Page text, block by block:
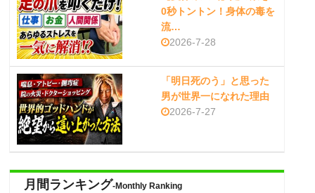
0秒トントン！身体の毒を
流…
2026-7-28
「明日死のう」と思った
男が世界一になれた理由
2026-7-27
月間ランキング-Monthly Ranking